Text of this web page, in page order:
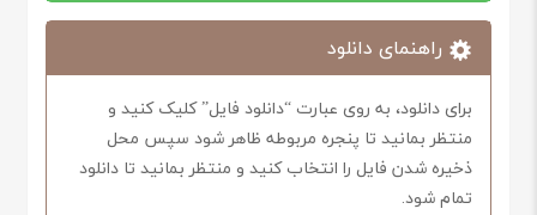
راهنمای دانلود
برای دانلود، به روی عبارت “دانلود فایل” کلیک کنید و
منتظر بمانید تا پنجره مربوطه ظاهر شود سپس محل
ذخیره شدن فایل را انتخاب کنید و منتظر بمانید تا دانلود
تمام شود.